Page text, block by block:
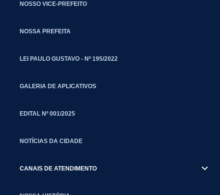
NOSSO VICE-PREFEITO
NOSSA PREFEITA
LEI PAULO GUSTAVO - Nº 195/2022
GALERIA DE APLICATIVOS
EDITAL Nº 001/2025
NOTÍCIAS DA CIDADE
CANAIS DE ATENDIMENTO